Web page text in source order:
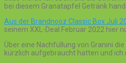
bei diesem Granatapfel Getränk
Aus der Brandnooz Classic Box Juli
seinem XXL-Deal Februar 2022 hier
Über eine Nachfüllung von Granini
kürzlich aufgebraucht hatten und ich